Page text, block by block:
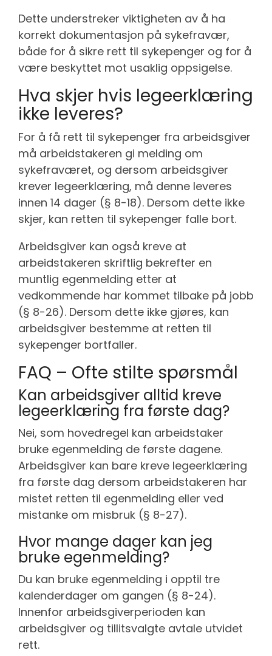
Dette understreker viktigheten av å ha
korrekt dokumentasjon på sykefravær,
både for å sikre rett til sykepenger og for å
være beskyttet mot usaklig oppsigelse.
Hva skjer hvis legeerklæring
ikke leveres?
For å få rett til sykepenger fra arbeidsgiver
må arbeidstakeren gi melding om
sykefraværet, og dersom arbeidsgiver
krever legeerklæring, må denne leveres
innen 14 dager (§ 8-18). Dersom dette ikke
skjer, kan retten til sykepenger falle bort.
Arbeidsgiver kan også kreve at
arbeidstakeren skriftlig bekrefter en
muntlig egenmelding etter at
vedkommende har kommet tilbake på jobb
(§ 8-26). Dersom dette ikke gjøres, kan
arbeidsgiver bestemme at retten til
sykepenger bortfaller.
FAQ – Ofte stilte spørsmål
Kan arbeidsgiver alltid kreve
legeerklæring fra første dag?
Nei, som hovedregel kan arbeidstaker
bruke egenmelding de første dagene.
Arbeidsgiver kan bare kreve legeerklæring
fra første dag dersom arbeidstakeren har
mistet retten til egenmelding eller ved
mistanke om misbruk (§ 8-27).
Hvor mange dager kan jeg
bruke egenmelding?
Du kan bruke egenmelding i opptil tre
kalenderdager om gangen (§ 8-24).
Innenfor arbeidsgiverperioden kan
arbeidsgiver og tillitsvalgte avtale utvidet
rett.